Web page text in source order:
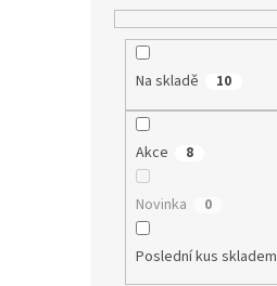
Na skladě 10
Akce 8
Novinka 0
Poslední kus skladem